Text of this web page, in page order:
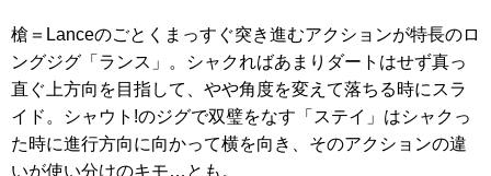
槍＝Lanceのごとくまっすぐ突き進むアクションが特長のロ
ングジグ「ランス」。シャクればあまりダートはせず真っ
直ぐ上方向を目指して、やや角度を変えて落ちる時にスラ
イド。シャウト!のジグで双璧をなす「ステイ」はシャクっ
た時に進行方向に向かって横を向き、そのアクションの違
いが使い分けのキモ…とも。